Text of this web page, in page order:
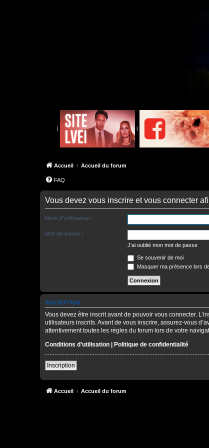
| |
Accueil Accueil du forum
FAQ
Vous devez vous inscrire et vous connecter
Nom d’utilisateur :
Mot de passe :
J’ai oublié mon mot de passe
Se souvenir de moi
Masquer ma présence lors
INSCRIPTION
Vous devez être inscrit avant de pouvoir vous connecter.
utilisateurs inscrits. Avant de vous inscrire, assurez-vous
attentivement toutes les règles du forum lors de votre
Conditions d’utilisation | Politique de confidentialité
Inscription
Accueil Accueil du forum